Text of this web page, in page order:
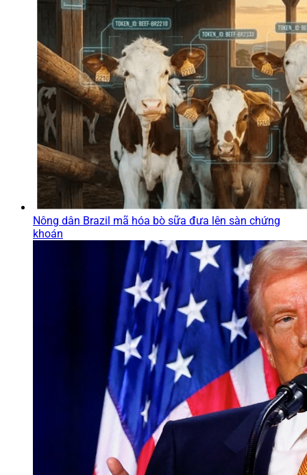
Nông dân Brazil mã hóa bò sữa đưa lên sàn chứng
khoán